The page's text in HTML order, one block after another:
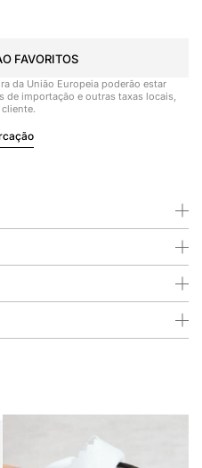
FAVORITOS
da União Europeia poderão estar
de importação e outras taxas locais,